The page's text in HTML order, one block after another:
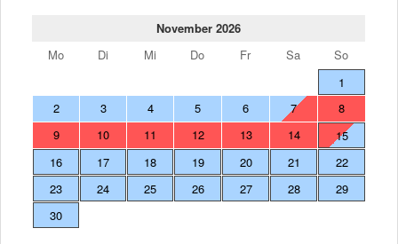
November 2026
Mo
Di Mi Do Fr Sa
So
1
2
3 4 5 6 7
8
9
10 11 12 13 14
15
16
17 18 19 20 21
22
23
24 25 26 27 28
29
30